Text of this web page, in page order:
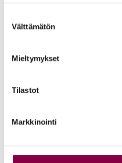
valinta
Välttämätön
Mieltymykset
Tilastot
Markkinointi
erilaiset
ovat mainioita
oikean pohjallisen
Tutustu
Bergal pokittais/
jaloille tukemaan
Bergal Sensation -